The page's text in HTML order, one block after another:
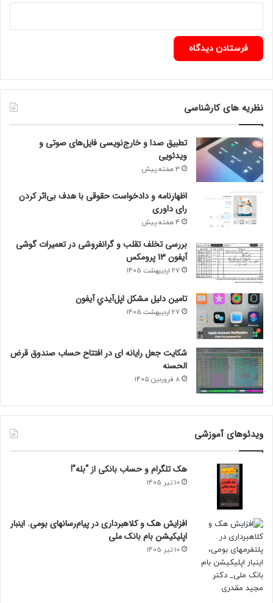
نظریه های کارشناسی
تطبیق صدا و خارج‌نویسی فایل‌های صوتی و
ویدئویی
3 هفته پیش
اظهارنامه و دادخواست حقوقی با هدف بی‌اثر کردن
رای داوری
4 هفته پیش
بررسی تخلف تقلب و گرانفروشی در تعمیرات گوشی
آیفون 13 پرومکس
27 اردیبهشت 1405
تامين دليل مشکل اپل‌آيدي آيفون
27 اردیبهشت 1405
شکایت جعل رایانه ای در افتتاح حساب صندوق قرض
الحسنه
8 فروردین 1405
ویدئوهای آموزشی
هک تلگرام و حساب بانکی از “بله”!
10 تیر 1405
افزایش هک و کلاهبرداری در پیام‌رسانهای بومی. اینبار
اپلیکیشن بام‌ بانک ملی
10 تیر 1405